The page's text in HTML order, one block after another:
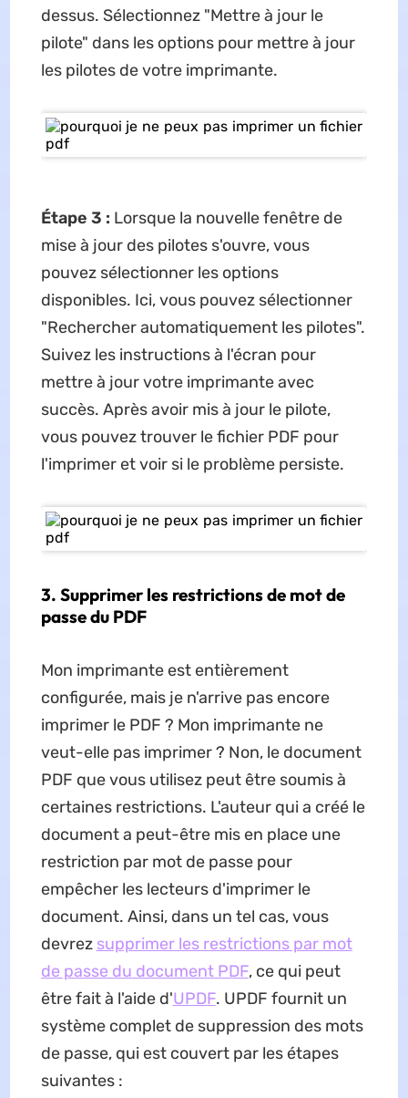
dessus. Sélectionnez "Mettre à jour le
pilote" dans les options pour mettre à jour
les pilotes de votre imprimante.
Étape 3 : Lorsque la nouvelle fenêtre de
mise à jour des pilotes s'ouvre, vous
pouvez sélectionner les options
disponibles. Ici, vous pouvez sélectionner
"Rechercher automatiquement les pilotes".
Suivez les instructions à l'écran pour
mettre à jour votre imprimante avec
succès. Après avoir mis à jour le pilote,
vous pouvez trouver le fichier PDF pour
l'imprimer et voir si le problème persiste.
3. Supprimer les restrictions de mot de
passe du PDF
Mon imprimante est entièrement
configurée, mais je n'arrive pas encore
imprimer le PDF ? Mon imprimante ne
veut-elle pas imprimer ? Non, le document
PDF que vous utilisez peut être soumis à
certaines restrictions. L'auteur qui a créé le
document a peut-être mis en place une
restriction par mot de passe pour
empêcher les lecteurs d'imprimer le
document. Ainsi, dans un tel cas, vous
devrez supprimer les restrictions par mot
de passe du document PDF, ce qui peut
être fait à l'aide d'UPDF. UPDF fournit un
système complet de suppression des mots
de passe, qui est couvert par les étapes
suivantes :